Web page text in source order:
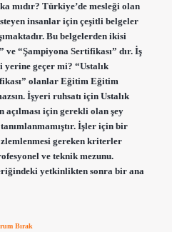
mıdır? Türkiye’de mesleği olan
insanlar için çeşitli belgeler
Bu belgelerden ikisi
ve “Şampiyona Sertifikası” dır. İş
geçer mi? “Ustalık
olanlar Eğitim Eğitim
İşyeri ruhsatı için Ustalık
açılması için gerekli olan şey
İşler için bir
gereken kriterler
ve teknik mezunu.
yetkinlikten sonra bir ana
Bırak